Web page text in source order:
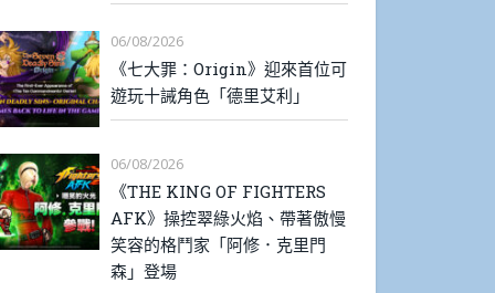
06/08/2026
《七大罪：Origin》迎來首位可
遊玩十誡角色「德里艾利」
06/08/2026
《THE KING OF FIGHTERS
AFK》操控翠綠火焰、帶著傲慢
笑容的格鬥家「阿修．克里門
森」登場